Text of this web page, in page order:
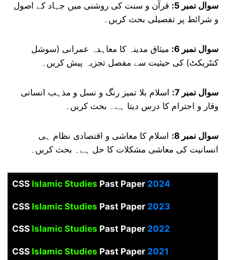
سوال نمبر 5:
قرآن و سنت کی روشنی میں جہاد کے اصول
و شرائط پر تفصیلی بحث کریں۔
سوال نمبر 6:
میثاق مدینہ کا معاہدہ عمرانی (سوشل
کنٹریکٹ) کی حیثیت سے مفصل تجزیہ پیش کریں۔
سوال نمبر 7:
اسلام بلا تمیز رنگ و نسل و مذہب انسانی
وقار و احترام کا درس دیتا ہے۔ بحث کریں۔
سوال نمبر 8:
اسلام کا معاشی و اقتصادی نظام ہی
انسانیت کی معاشی مشکلات کا حل ہے۔ بحث کریں۔
CSSIslamic Studies Past Paper2024
CSS Islamic Studies Past Paper2023
CSS Islamic Studies Past Paper 2022
CSS Islamic Studies Past Paper 2021